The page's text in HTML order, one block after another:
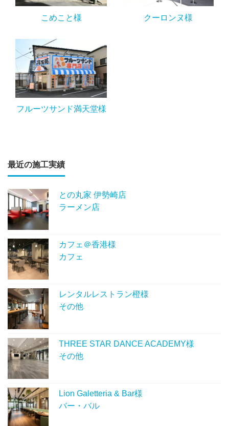
こめこと様 クーロンヌ様
フルーツサンド満天堂様
最近の施工実績
との丸家 伊勢崎店
ラーメン店
カフェ＠香港様
カフェ
レンタルレストラン橙様
その他
THREE STAR DANCE ACADEMY様
その他
Lion Galetteria & Bar様
バー・バル